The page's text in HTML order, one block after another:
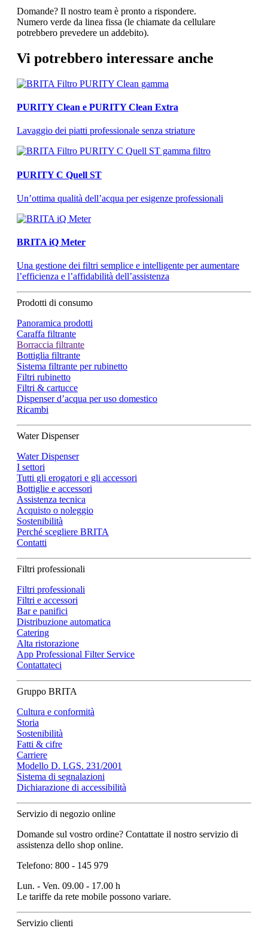
Domande? Il nostro team è pronto a rispondere.
Numero verde da linea fissa (le chiamate da cellulare
potrebbero prevedere un addebito).
Vi potrebbero interessare anche
PURITY Clean e PURITY Clean Extra
Lavaggio dei piatti professionale senza striature
PURITY C Quell ST
Un’ottima qualità dell’acqua per esigenze professionali
BRITA iQ Meter
Una gestione dei filtri semplice e intelligente per aumentare
l’efficienza e l’affidabilità dell’assistenza
Prodotti di consumo
Panoramica prodotti
Caraffa filtrante
Borraccia filtrante
Bottiglia filtrante
Sistema filtrante per rubinetto
Filtri rubinetto
Filtri & cartucce
Dispenser d’acqua per uso domestico
Ricambi
Water Dispenser
Water Dispenser
I settori
Tutti gli erogatori e gli accessori
Bottiglie e accessori
Assistenza tecnica
Acquisto o noleggio
Sostenibilità
Perché scegliere BRITA
Contatti
Filtri professionali
Filtri professionali
Filtri e accessori
Bar e panifici
Distribuzione automatica
Catering
Alta ristorazione
App Professional Filter Service
Contattateci
Gruppo BRITA
Cultura e conformità
Storia
Sostenibilità
Fatti & cifre
Carriere
Modello D. LGS. 231/2001
Sistema di segnalazioni
Dichiarazione di accessibilità
Servizio di negozio online
Domande sul vostro ordine? Contattate il nostro servizio di
assistenza dello shop online.
Telefono: 800 - 145 979
Lun. - Ven. 09.00 - 17.00 h
Le tariffe da rete mobile possono variare.
Servizio clienti